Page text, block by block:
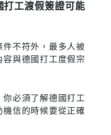
打工渡假簽證可能
不符外，最多人被
容與德國打工度假宗
必須了解德國打工
信的時候要從正確